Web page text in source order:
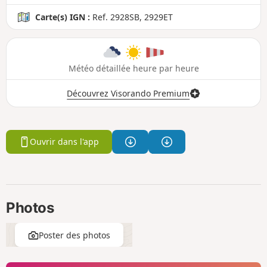
Carte(s) IGN : Ref. 2928SB, 2929ET
Météo détaillée heure par heure
Découvrez Visorando Premium
Ouvrir dans l'app
Photos
Poster des photos